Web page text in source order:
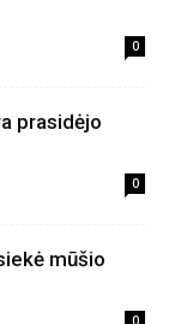
0
prasidėjo
0
mūšio
0